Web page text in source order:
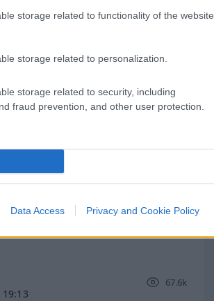
storage related to functionality of the website
storage related to personalization.
storage related to security, including
fraud prevention, and other user protection.
Data Access Privacy and Cookie Policy
19:30
depressione sta
del virus”
67.6k